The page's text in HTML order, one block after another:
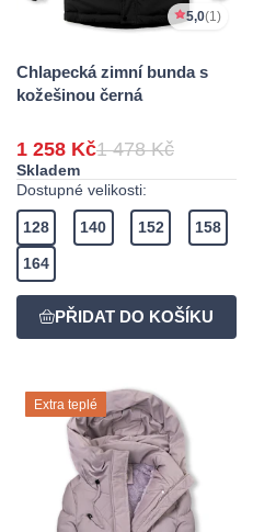
5,0(1)
Chlapecká zimní bunda s
kožešinou černá
1 258 Kč1 478 Kč
Skladem
Dostupné velikosti:
128 140 152 158
164
Extra teplé